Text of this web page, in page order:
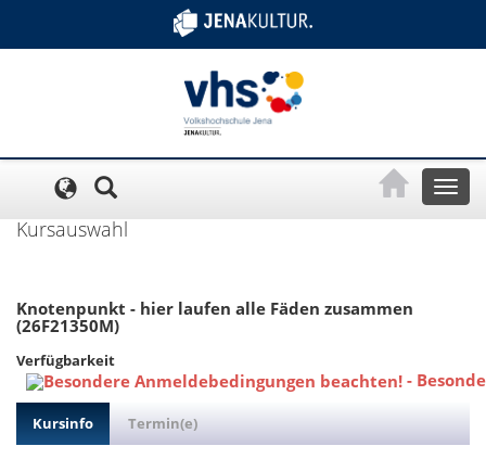
Toggle
Kursauswahl
Knotenpunkt - hier laufen alle Fäden zusammen
(26F21350M)
Verfügbarkeit
-
Kursinfo Termin(e)